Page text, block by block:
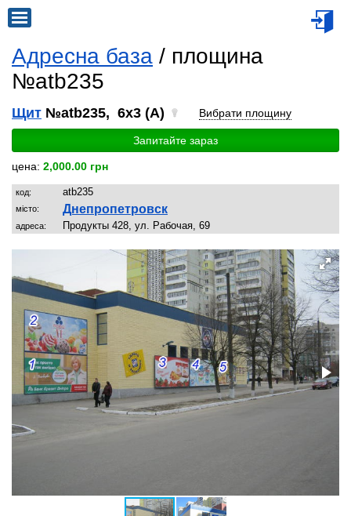
Адресна база / площина
№atb235
Щит №atb235, 6x3 (A) Вибрати площину
Запитайте зараз
цена: 2,000.00 грн
код: atb235
місто: Днепропетровск
адреса: Продукты 428, ул. Рабочая, 69